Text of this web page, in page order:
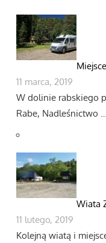
11 marca, 2019
W dolinie rabskiego
Rabe, Nadleśnictwo …
Wiata
11 lutego, 2019
Kolejną wiatą i